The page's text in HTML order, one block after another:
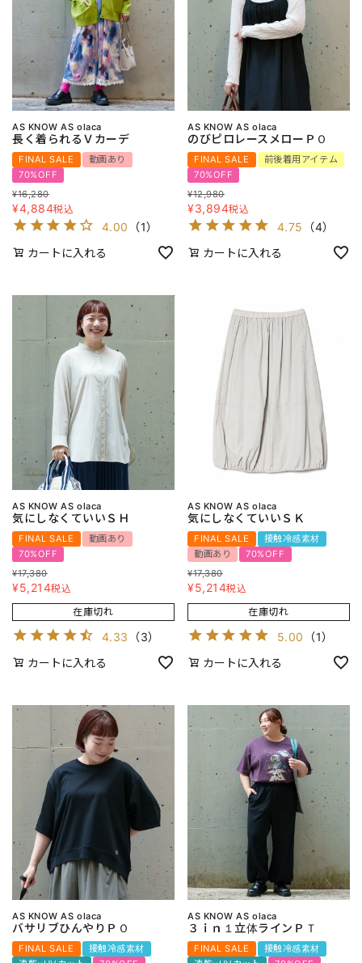
AS KNOW AS olaca
長く着られるＶカーデ
FINAL SALE
動画あり
70%OFF
¥16,280
¥4,884税込
4.00 （1）
カートに入れる
AS KNOW AS olaca
のびピロレースメローＰＯ
FINAL SALE
前後着用アイテム
70%OFF
¥12,980
¥3,894税込
4.75 （4）
カートに入れる
AS KNOW AS olaca
気にしなくていいＳＨ
FINAL SALE
動画あり
70%OFF
¥17,380
¥5,214税込
在庫切れ
4.33 （3）
カートに入れる
AS KNOW AS olaca
気にしなくていいＳＫ
FINAL SALE
接触冷感素材
動画あり
70%OFF
¥17,380
¥5,214税込
在庫切れ
5.00 （1）
カートに入れる
AS KNOW AS olaca
バサリブひんやりＰＯ
FINAL SALE
接触冷感素材
AS KNOW AS olaca
３ｉｎ１立体ラインＰＴ
FINAL SALE
接触冷感素材